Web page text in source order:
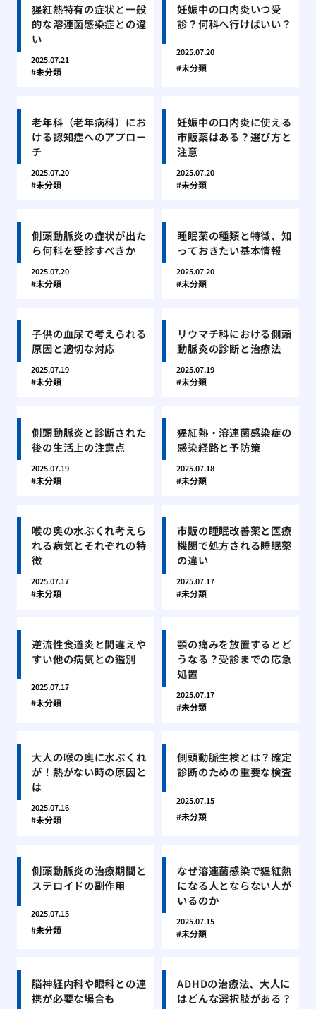
猩紅熱特有の症状と一般
的な溶連菌感染症との違
い
2025.07.21
未分類
妊娠中の口内炎いつ受
診？何科へ行けばいい？
2025.07.20
未分類
老年科（老年病科）にお
ける認知症へのアプロー
チ
2025.07.20
未分類
妊娠中の口内炎に使える
市販薬はある？選び方と
注意
2025.07.20
未分類
側頭動脈炎の症状が出た
ら何科を受診すべきか
2025.07.20
未分類
睡眠薬の種類と特徴、知
っておきたい基本情報
2025.07.20
未分類
子供の血尿で考えられる
原因と適切な対応
2025.07.19
未分類
リウマチ科における側頭
動脈炎の診断と治療法
2025.07.19
未分類
側頭動脈炎と診断された
後の生活上の注意点
2025.07.19
未分類
猩紅熱・溶連菌感染症の
感染経路と予防策
2025.07.18
未分類
喉の奥の水ぶくれ考えら
れる病気とそれぞれの特
徴
2025.07.17
未分類
市販の睡眠改善薬と医療
機関で処方される睡眠薬
の違い
2025.07.17
未分類
逆流性食道炎と間違えや
すい他の病気との鑑別
2025.07.17
未分類
顎の痛みを放置するとど
うなる？受診までの応急
処置
2025.07.17
未分類
大人の喉の奥に水ぶくれ
が！熱がない時の原因と
は
2025.07.16
未分類
側頭動脈生検とは？確定
診断のための重要な検査
2025.07.15
未分類
側頭動脈炎の治療期間と
ステロイドの副作用
2025.07.15
未分類
なぜ溶連菌感染で猩紅熱
になる人とならない人が
いるのか
2025.07.15
未分類
脳神経内科や眼科との連
携が必要な場合も
ADHDの治療法、大人に
はどんな選択肢がある？